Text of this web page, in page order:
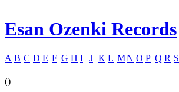
Esan Ozenki Records
A B C D E F G H I J K L MN O P Q R S
()